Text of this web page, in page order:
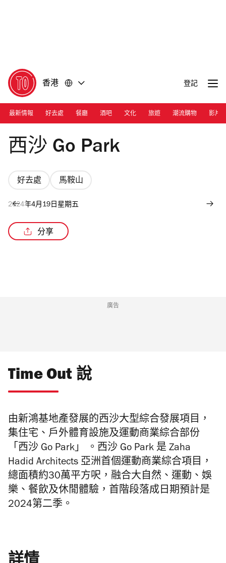
香港 登記
最新情報 好去處 餐廳 酒吧 文化 旅遊 潮流購物 影片
Photograph: Courtesy Go Park Sai Sha
西沙 Go Park
好去處 馬鞍山
2024年4月19日星期五
分享
廣告
Time Out 說
由新鴻基地產發展的西沙大型綜合發展項目，
集住宅、戶外體育設施及運動商業綜合部份
「 西沙 Go Park」 。西沙 Go Park 是 Zaha
Hadid Architects 亞洲首個運動商業綜合項目，
總面積約30萬平方呎，融合大自然、運動、娛
樂、餐飲及休閒體驗，首階段落成日期預計是
2024第二季。